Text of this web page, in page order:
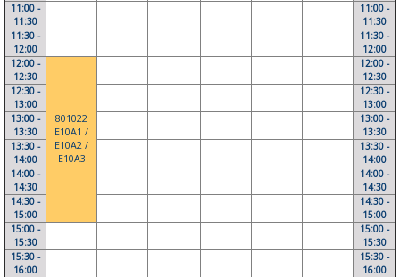
11:00 -
11:30
11:00 -
11:30
11:30 -
12:00
11:30 -
12:00
12:00 -
12:30
801022
E10A1 /
E10A2 /
E10A3
12:00 -
12:30
12:30 -
13:00
12:30 -
13:00
13:00 -
13:30
13:00 -
13:30
13:30 -
14:00
13:30 -
14:00
14:00 -
14:30
14:00 -
14:30
14:30 -
15:00
14:30 -
15:00
15:00 -
15:30
15:00 -
15:30
15:30 -
16:00
15:30 -
16:00